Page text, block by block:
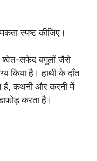
स्पष्ट कीजिए।
श्वेत-सफेद बगुलों जैसे
किया है। हाथी के दाँत
हैं, कथनी और करनी में
करता है।